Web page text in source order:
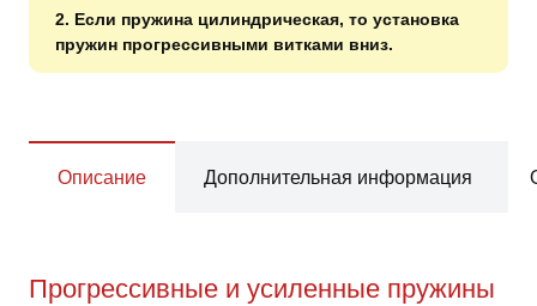
2. Если пружина цилиндрическая, то установка
пружин прогрессивными витками вниз.
Описание Дополнительная информация
Прогрессивные и усиленные пружины